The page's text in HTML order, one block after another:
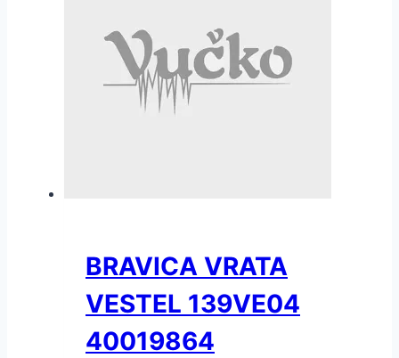
BRAVICA VRATA
VESTEL 139VE04
40019864